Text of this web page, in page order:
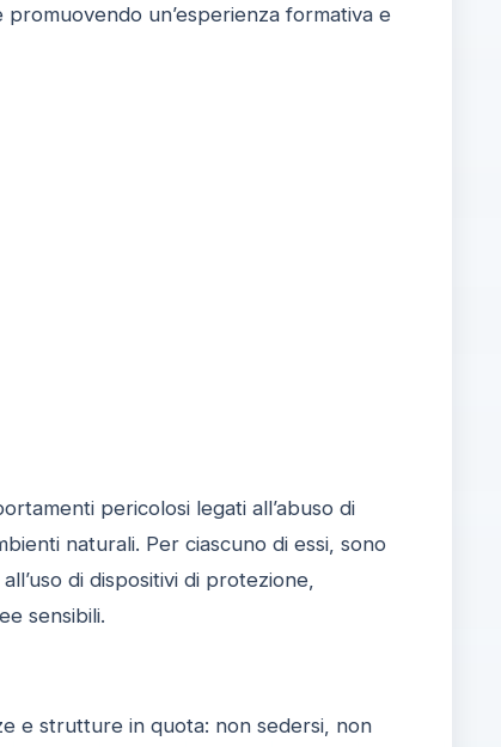
un’esperienza formativa e
pericolosi legati all’abuso di
naturali. Per ciascuno di essi, sono
di dispositivi di protezione,
sensibili.
e strutture in quota: non sedersi, non